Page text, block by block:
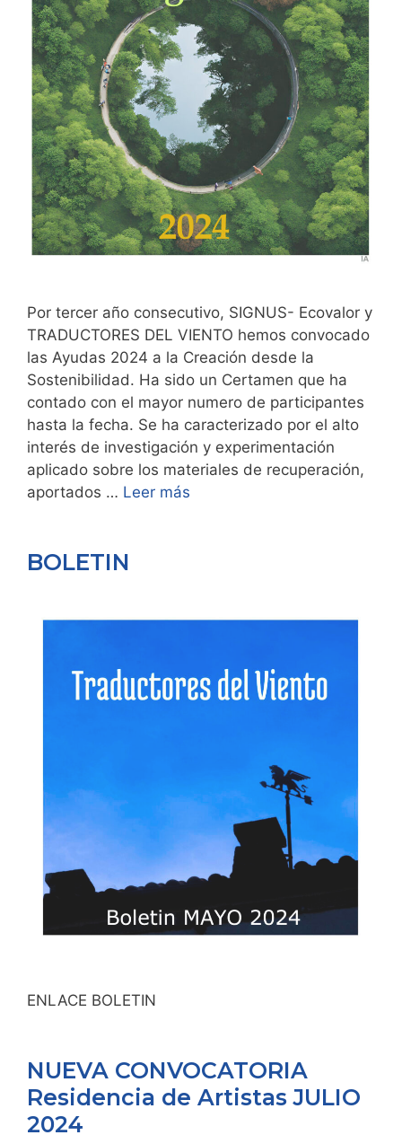
Por tercer año consecutivo, SIGNUS- Ecovalor y
TRADUCTORES DEL VIENTO hemos convocado
las Ayudas 2024 a la Creación desde la
Sostenibilidad. Ha sido un Certamen que ha
contado con el mayor numero de participantes
hasta la fecha. Se ha caracterizado por el alto
interés de investigación y experimentación
aplicado sobre los materiales de recuperación,
aportados … Leer más
BOLETIN
ENLACE BOLETIN
NUEVA CONVOCATORIA
Residencia de Artistas JULIO
2024